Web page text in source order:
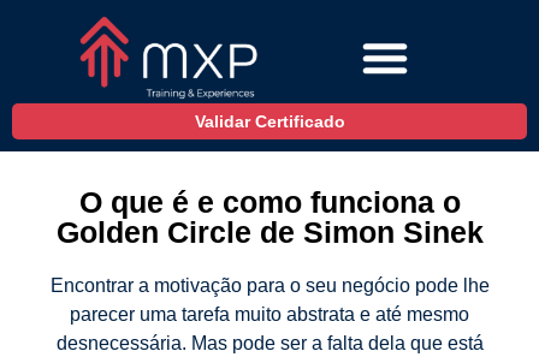
Validar Certificado
O que é e como funciona o
Golden Circle de Simon Sinek
Encontrar a motivação para o seu negócio pode lhe
parecer uma tarefa muito abstrata e até mesmo
desnecessária. Mas pode ser a falta dela que está